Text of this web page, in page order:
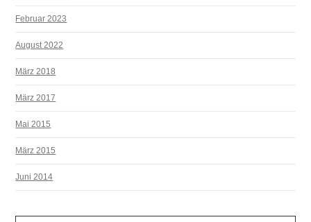
Februar 2023
August 2022
März 2018
März 2017
Mai 2015
März 2015
Juni 2014